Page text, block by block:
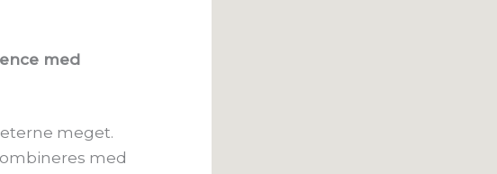
med
meget.
med